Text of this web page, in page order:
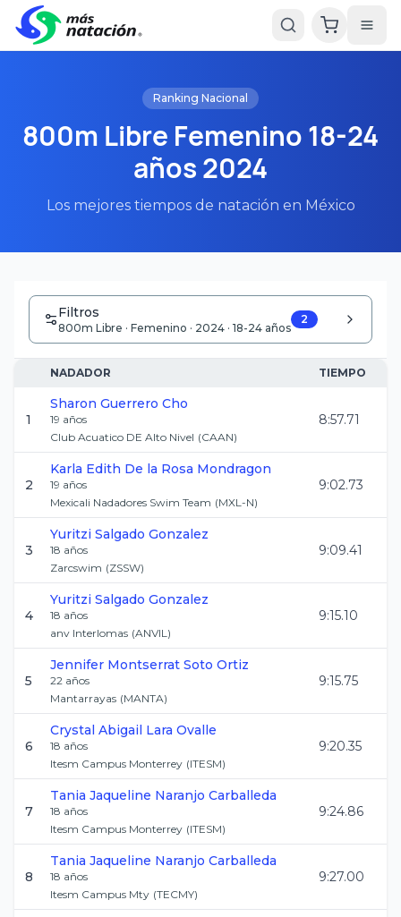
Ranking Nacional
800m Libre Femenino 18-24
años 2024
Los mejores tiempos de natación en México
Filtros
800m Libre · Femenino · 2024 · 18-24 años
2
NADADOR TIEMPO
1
Sharon Guerrero Cho
19 años
Club Acuatico DE Alto Nivel (CAAN)
8:57.71
2
Karla Edith De la Rosa Mondragon
19 años
Mexicali Nadadores Swim Team (MXL-N)
9:02.73
3
Yuritzi Salgado Gonzalez
18 años
Zarcswim (ZSSW)
9:09.41
4
Yuritzi Salgado Gonzalez
18 años
anv Interlomas (ANVIL)
9:15.10
5
Jennifer Montserrat Soto Ortiz
22 años
Mantarrayas (MANTA)
9:15.75
6
Crystal Abigail Lara Ovalle
18 años
Itesm Campus Monterrey (ITESM)
9:20.35
7
Tania Jaqueline Naranjo Carballeda
18 años
Itesm Campus Monterrey (ITESM)
9:24.86
8
Tania Jaqueline Naranjo Carballeda
18 años
Itesm Campus Mty (TECMY)
9:27.00